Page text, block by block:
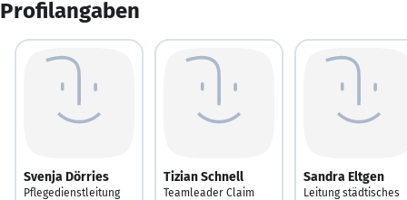
Profilangaben
Svenja Dörries
Pflegedienstleitung
Tizian Schnell
Teamleader Claim
Sandra Eltgen
Leitung städtisches